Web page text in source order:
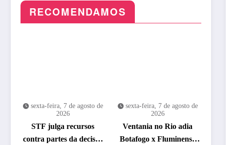
RECOMENDAMOS
sexta-feira, 7 de agosto de
2026
STF julga recursos
contra partes da decisão
sexta-feira, 7 de agosto de
2026
Ventania no Rio adia
Botafogo x Fluminense